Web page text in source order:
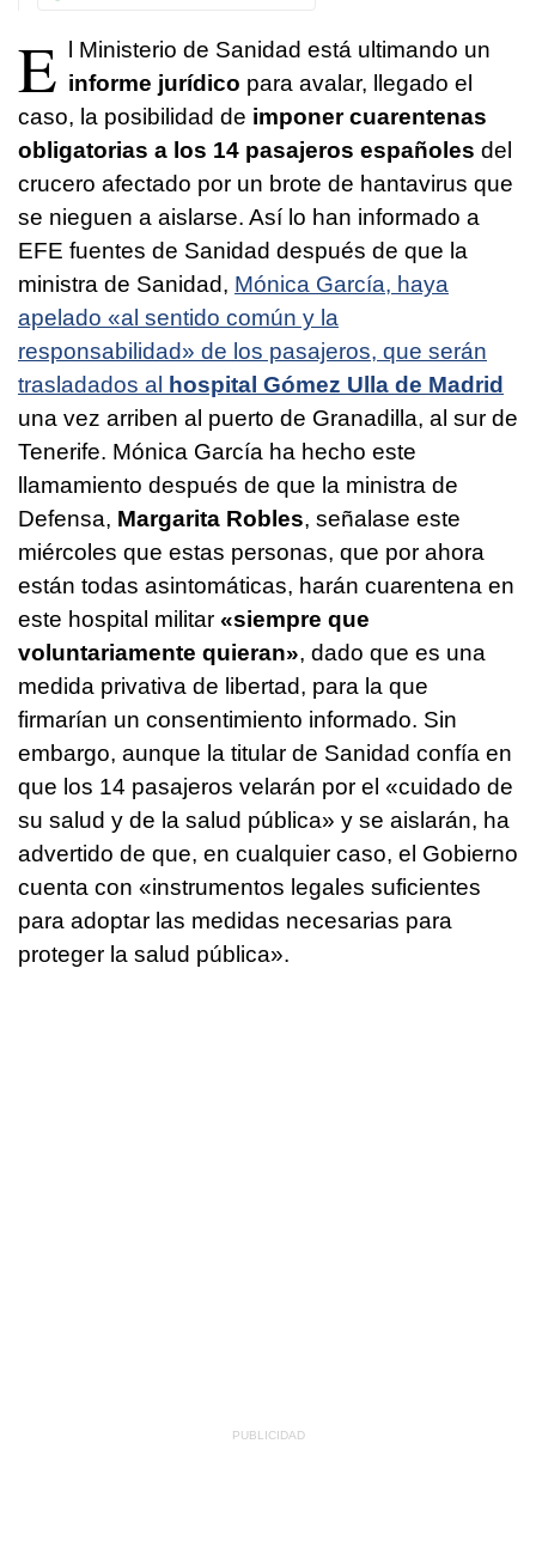
E
l Ministerio de Sanidad está ultimando un
informe jurídico para avalar, llegado el
caso, la posibilidad de imponer cuarentenas
obligatorias a los 14 pasajeros españoles del
crucero afectado por un brote de hantavirus que
se nieguen a aislarse. Así lo han informado a
EFE fuentes de Sanidad después de que la
ministra de Sanidad, Mónica García, haya
apelado «al sentido común y la
responsabilidad» de los pasajeros, que serán
trasladados al hospital Gómez Ulla de Madrid
una vez arriben al puerto de Granadilla, al sur de
Tenerife. Mónica García ha hecho este
llamamiento después de que la ministra de
Defensa, Margarita Robles, señalase este
miércoles que estas personas, que por ahora
están todas asintomáticas, harán cuarentena en
este hospital militar «siempre que
voluntariamente quieran», dado que es una
medida privativa de libertad, para la que
firmarían un consentimiento informado. Sin
embargo, aunque la titular de Sanidad confía en
que los 14 pasajeros velarán por el «cuidado de
su salud y de la salud pública» y se aislarán, ha
advertido de que, en cualquier caso, el Gobierno
cuenta con «instrumentos legales suficientes
para adoptar las medidas necesarias para
proteger la salud pública».